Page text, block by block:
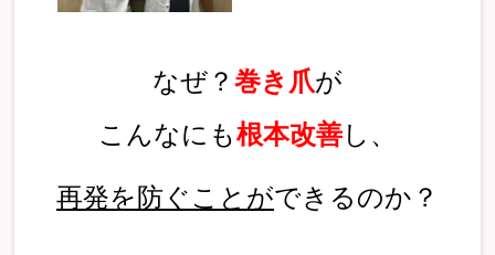
なぜ？ 巻き爪が
こんなにも根本改善し、
再発を防ぐことができるのか？